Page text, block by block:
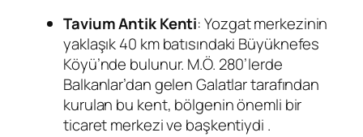
Tavium Antik Kenti: Yozgat merkezinin
yaklaşık 40 km batısındaki Büyüknefes
Köyü’nde bulunur. M.Ö. 280’lerde
Balkanlar’dan gelen Galatlar tarafından
kurulan bu kent, bölgenin önemli bir
ticaret merkezi ve başkentiydi .